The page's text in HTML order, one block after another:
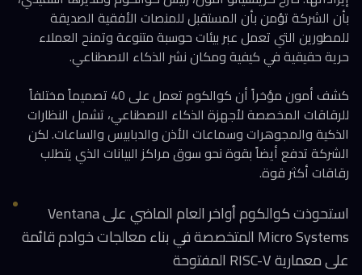
بأن الشركة تؤمن بأن المستقبل للمنصات الأفقية الصديقة
للمطورين التي تعمل عبر بيئات حوسبة متنوعة وتمنح العملاء
حرية حقيقية في كيفية ومكان نشر الذكاء الاصطناعي.
كشف أمون مؤخراً أن كوالكوم تعمل على 40 تصميماً مختلفاً
للرقاقات المخصصة لأجهزة الذكاء الاصطناعي، تشمل النظارات
الذكية والمجوهرات وسماعات الأذن والدبابيس والساعات. لكن
الشركة تدفع أيضاً بقوة نحو سوق مراكز البيانات الذي يتطلب
رقاقات أكثر قوة.
استحوذت كوالكوم أواخر العام الماضي على Ventana
Micro Systems المتخصصة في بناء معالجات خوادم قائمة
على معمارية RISC-V المفتوحة